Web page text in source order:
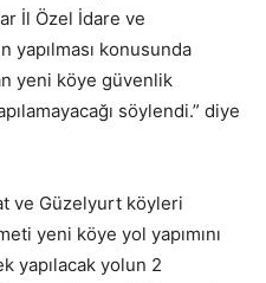
İl Özel İdare ve
yapılması konusunda
yeni köye güvenlik
söylendi.” diye
ve Güzelyurt köyleri
yeni köye yol yapımını
yapılacak yolun 2